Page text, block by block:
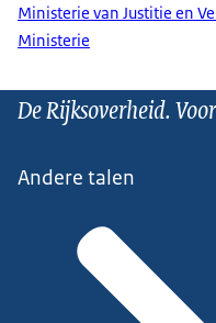
Ministerie van Justitie en
Ministerie
De Rijksoverheid.
Andere talen